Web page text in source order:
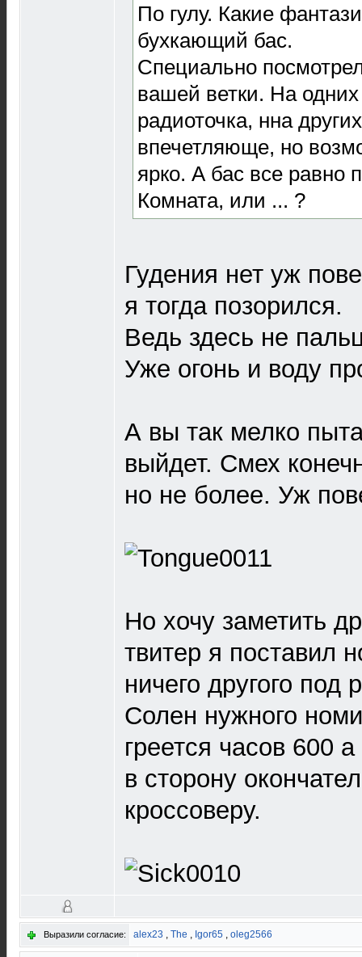
По гулу. Какие
бухкающий бас.
Специально
вашей ветки. На
радиоточка, нна
впечетляюще, но
ярко. А бас все равно
Комната, или ... ?
Гудения нет уж
я тогда позорился.
Ведь здесь не
Уже огонь и воду
А вы так мелко
выйдет. Смех
но не более. Уж
Но хочу заметить
твитер я поставил
ничего другого под
Солен нужного
греется часов 600
в сторону
кроссоверу.
Выразили согласие: alex23 , The , Igor65 , oleg2566